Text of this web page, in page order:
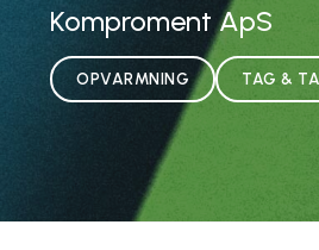
Komproment ApS
OPVARMNING TAG &